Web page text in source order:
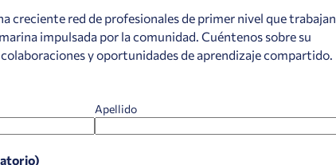
creciente red de profesionales de primer nivel que trabajan
impulsada por la comunidad. Cuéntenos sobre su
y oportunidades de aprendizaje compartido.
Apellido